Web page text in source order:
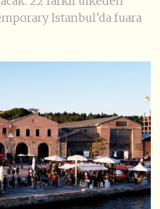
Istanbul’da fuara